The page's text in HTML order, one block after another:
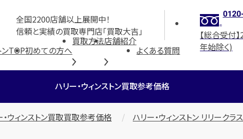
全国2200店舗以上展開中！
信頼と実績の買取専門店「買取大吉」
【総合受付
年始除く)
ンTOP初めての方へ
買取方法店舗紹介
よくある質問
ハリー・ウィンストン買取参考価格
・ウィンストン買取買取参考価格 ハリー・ウィンストン リリークラ